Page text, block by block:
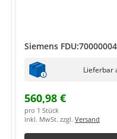
Siemens
Lieferbar
560,98 €
pro 1 Stück
inkl. MwSt. zzgl. Versand